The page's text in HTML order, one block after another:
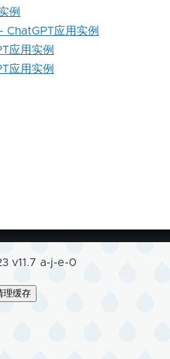
例
ChatGPT应用实例
应用实例
应用实例
v11.7 a-j-e-0